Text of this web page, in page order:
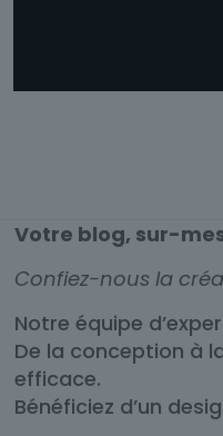
Votre blog, sur-
Confiez-nous la
Notre équipe
De la conception à
efficace.
Bénéficiez d’un